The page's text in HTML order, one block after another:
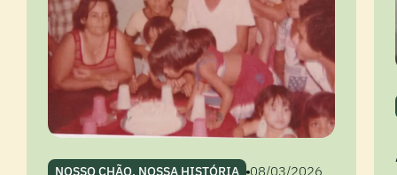
NOSSO CHÃO, NOSSA HISTÓRIA 08/03/2026